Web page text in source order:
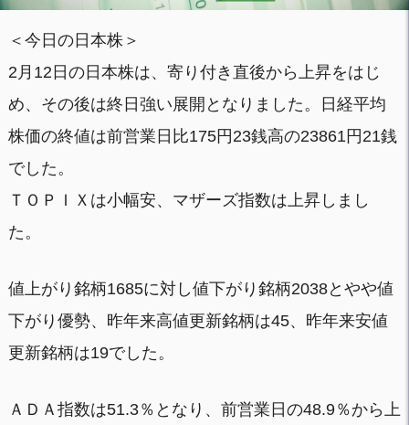
＜今日の日本株＞
2月12日の日本株は、寄り付き直後から上昇をはじ
め、その後は終日強い展開となりました。日経平均
株価の終値は前営業日比175円23銭高の23861円21銭
でした。
ＴＯＰＩＸは小幅安、マザーズ指数は上昇しまし
た。
値上がり銘柄1685に対し値下がり銘柄2038とやや値
下がり優勢、昨年来高値更新銘柄は45、昨年来安値
更新銘柄は19でした。
ＡＤＡ指数は51.3％となり、前営業日の48.9％から上